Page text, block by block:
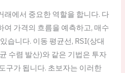
래에서 중요한 역할을 합니다. 다
여 가격의 흐름을 예측하고, 매수
습니다. 이동 평균선, RSI(상대
수렴 발산)와 같은 기법은 투자
구가 됩니다. 초보자는 이러한